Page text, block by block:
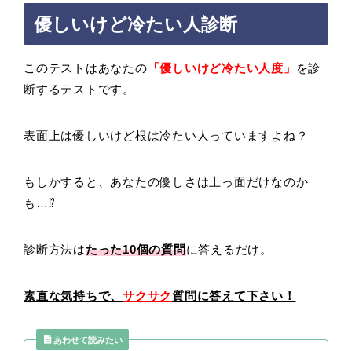
優しいけど冷たい人診断
このテストはあなたの 「優しいけど冷たい人度」
を診
断するテストです。
表面上は優しいけど根は冷たい人っていますよね？
もしかすると、あなたの優しさは上っ面だけなのか
も…⁉
診断方法はたった10個の質問に答えるだけ。
素直な気持ちで、 サクサク質問に答えて下さい！
あわせて読みたい